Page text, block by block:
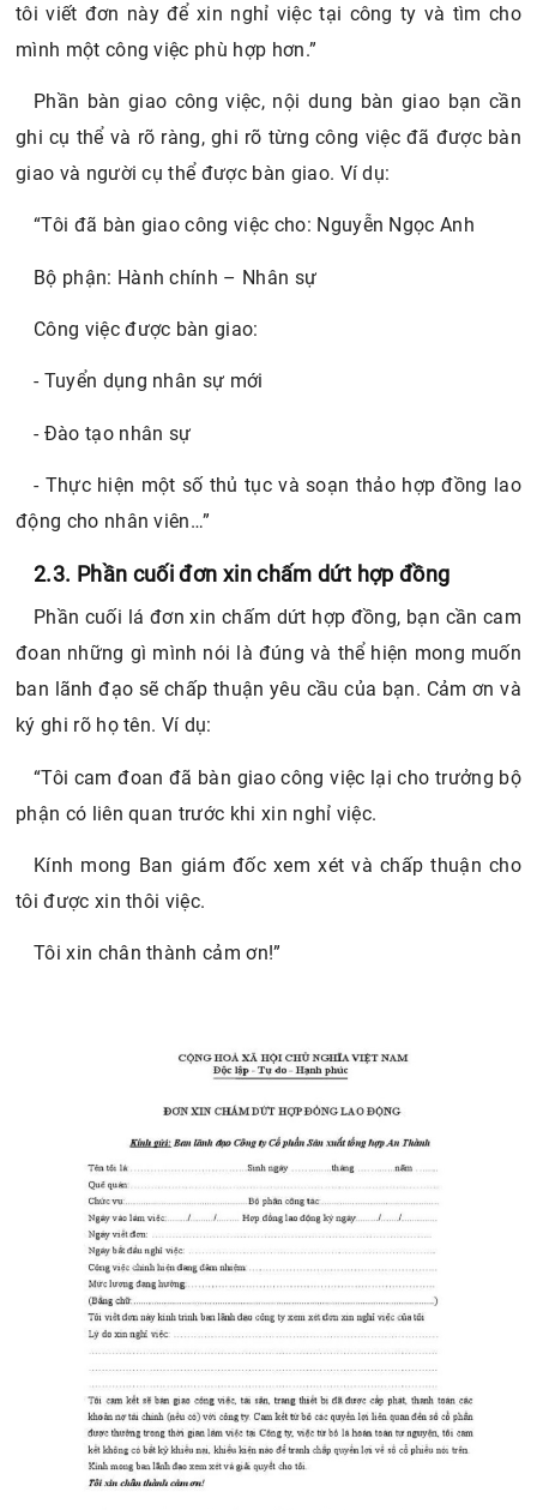
tôi viết đơn này để xin nghỉ việc tại công ty và tìm cho
mình một công việc phù hợp hơn.”
Phần bàn giao công việc, nội dung bàn giao bạn cần
ghi cụ thể và rõ ràng, ghi rõ từng công việc đã được bàn
giao và người cụ thể được bàn giao. Ví dụ:
“Tôi đã bàn giao công việc cho: Nguyễn Ngọc Anh
Bộ phận: Hành chính – Nhân sự
Công việc được bàn giao:
- Tuyển dụng nhân sự mới
- Đào tạo nhân sự
- Thực hiện một số thủ tục và soạn thảo hợp đồng lao
động cho nhân viên…”
2.3. Phần cuối đơn xin chấm dứt hợp đồng
Phần cuối lá đơn xin chấm dứt hợp đồng, bạn cần cam
đoan những gì mình nói là đúng và thể hiện mong muốn
ban lãnh đạo sẽ chấp thuận yêu cầu của bạn. Cảm ơn và
ký ghi rõ họ tên. Ví dụ:
“Tôi cam đoan đã bàn giao công việc lại cho trưởng bộ
phận có liên quan trước khi xin nghỉ việc.
Kính mong Ban giám đốc xem xét và chấp thuận cho
tôi được xin thôi việc.
Tôi xin chân thành cảm ơn!”